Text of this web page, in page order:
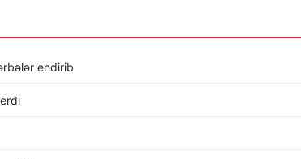
endirib